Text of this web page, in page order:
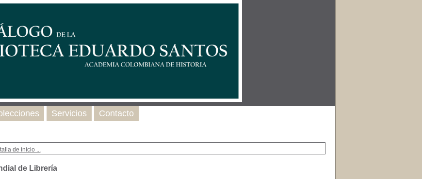
de inicio ...
de Librería
Servicios Contacto